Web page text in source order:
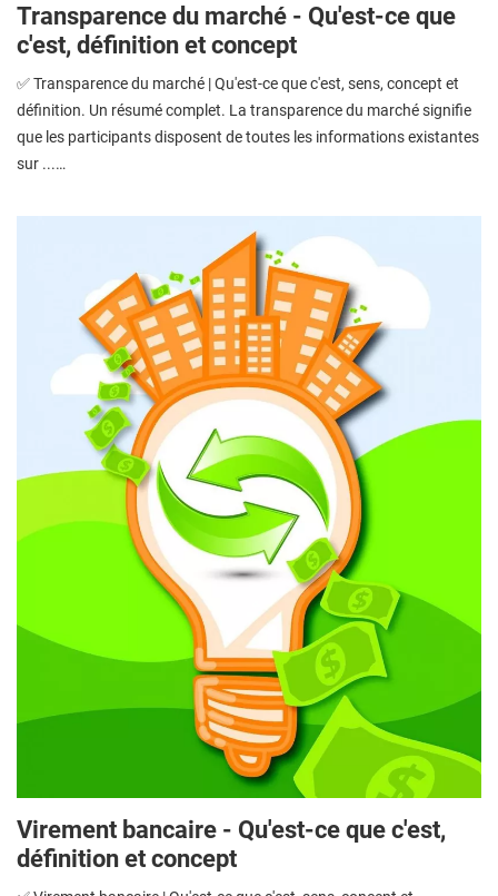
Transparence du marché - Qu'est-ce que
c'est, définition et concept
✅ Transparence du marché | Qu'est-ce que c'est, sens, concept et
définition. Un résumé complet. La transparence du marché signifie
que les participants disposent de toutes les informations existantes
sur ...…
Virement bancaire - Qu'est-ce que c'est,
définition et concept